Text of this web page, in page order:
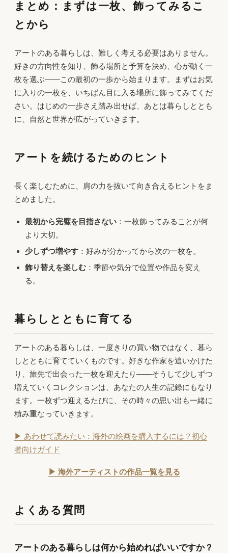
まとめ：まずは一枚、飾ってみるこ
とから
アートのある暮らしは、難しく考える必要はありません。
好きの方向性を知り、飾る場所と予算を決め、心が動く一
枚を選ぶ——この最初の一歩から始まります。まずはお気
に入りの一枚を、いちばん目に入る場所に飾ってみてくだ
さい。はじめの一歩さえ踏み出せば、あとは暮らしととも
に、自然と世界が広がっていきます。
アートを続けるためのヒント
長く楽しむために、肩の力を抜いて向き合えるヒントをま
とめました。
最初から完璧を目指さない ：一枚飾ってみることが何
より大切。
少しずつ増やす ：好みが分かってから次の一枚を。
飾り替えを楽しむ ：季節や気分で位置や作品を変え
る。
暮らしとともに育てる
アートのある暮らしは、一度きりの買い物ではなく、暮ら
しとともに育てていくものです。好きな作家を追いかけた
り、旅先で出会った一枚を迎えたり——そうして少しずつ
増えていくコレクションは、あなたの人生の記録にもなり
ます。一枚ずつ迎えるたびに、その時々の思い出も一緒に
積み重なっていきます。
▶ あわせて読みたい：海外の絵画を購入するには？初心
者向けガイド
▶ 海外アーティストの作品一覧を見る
よくある質問
アートのある暮らしは何から始めればいいですか？